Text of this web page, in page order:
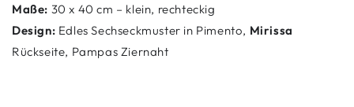
Maße: 30 x 40 cm – klein, rechteckig
Design: Edles Sechseckmuster in Pimento, Mirissa
Rückseite, Pampas Ziernaht